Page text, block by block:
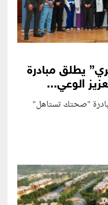
يطلق مبادرة
الوعي...
"صحتك تستاهل"